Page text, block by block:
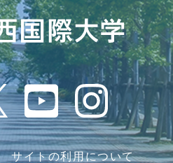
サイトの利用について